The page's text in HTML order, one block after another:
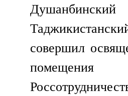
совершил
помещения